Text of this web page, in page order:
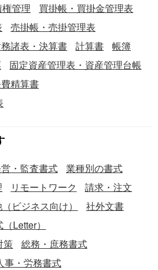
成するうえで必要不可欠な、
値を確定させるために利用しま
用の特定やコスト削減の計画が
益計算書と合わせて分析するこ
判断や事業計画の策定が可能に
と比較することで原価の変動を
制の構築に役立てることが可能
式】」のテンプレートです。当
に、本テンプレートをご活用く
管理
買掛帳・買掛金管理表
売掛帳・売掛管理表
諸表・決算書 計算書
帳簿
固定資産管理表・資産管理台帳
精算書
・監査書式
業種別の書式
リモートワーク
請求・注文
ビジネス向け）
社外文書
Letter）
策
総務・庶務書式
事・労務書式